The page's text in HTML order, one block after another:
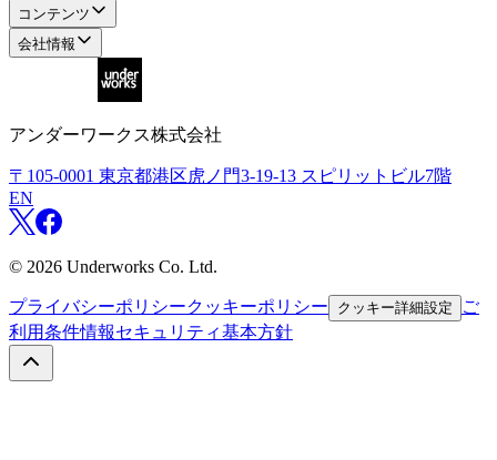
コンテンツ
会社情報
アンダーワークス株式会社
〒105-0001 東京都港区虎ノ門3-19-13 スピリットビル7階
EN
© 2026 Underworks Co. Ltd.
プライバシーポリシークッキーポリシー クッキー詳細設定
ご
利用条件情報セキュリティ基本方針